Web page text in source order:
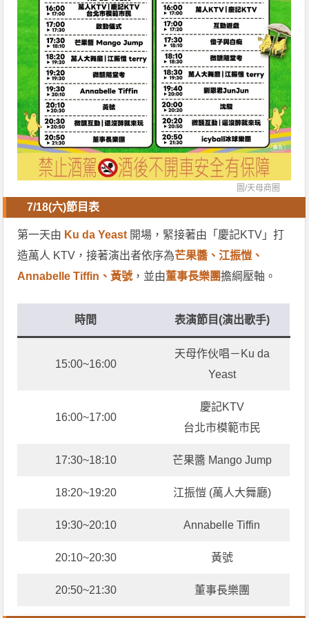
圖/天母商圈
7/18(六)節目表
第一天由 Ku da Yeast 開場，緊接著由「慶記KTV」打
造萬人 KTV，接著演出者依序為芒果醬、江振愷、
Annabelle Tiffin、黃號 ，並由董事長樂團擔綱壓軸。
時間 表演節目(演出歌手)
15:00~16:00
天母作伙唱－Ku da
Yeast
16:00~17:00
慶記KTV
台北市模範市民
17:30~18:10 芒果醬 Mango Jump
18:20~19:20 江振愷 (萬人大舞廳)
19:30~20:10 Annabelle Tiffin
20:10~20:30 黃號
20:50~21:30 董事長樂團